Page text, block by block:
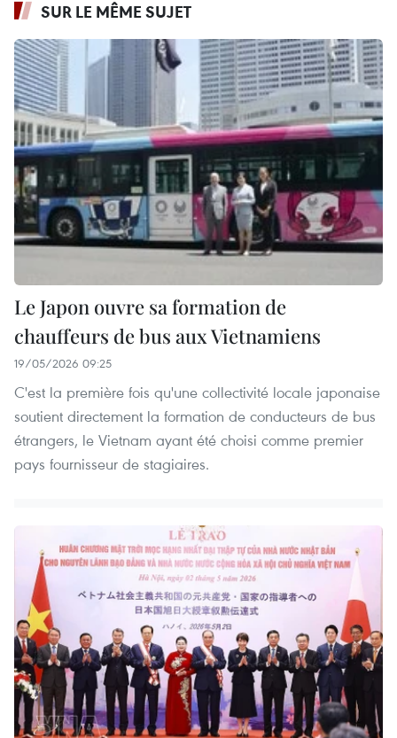
SUR LE MÊME SUJET
Le Japon ouvre sa formation de
chauffeurs de bus aux Vietnamiens
19/05/2026 09:25
C'est la première fois qu'une collectivité locale japonaise
soutient directement la formation de conducteurs de bus
étrangers, le Vietnam ayant été choisi comme premier
pays fournisseur de stagiaires.